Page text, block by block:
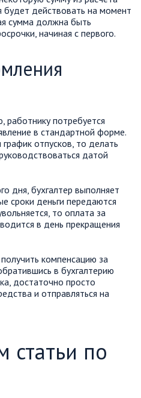
действовать на момент
сумма должна быть
начиная с первого.
работнику потребуется
в стандартной форме.
отпусков, то делать
датой
дня, бухгалтер выполняет
сроки деньги передаются
то оплата за
в день прекращения
компенсацию за
в бухгалтерию
достаточно просто
и отправляться на
статьи по